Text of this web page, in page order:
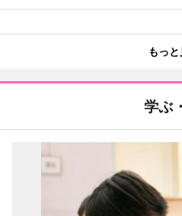
もっ
学ぶ